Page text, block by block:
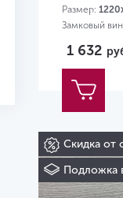
Размер:
Замковый
1 632
Скидка от
Подложка